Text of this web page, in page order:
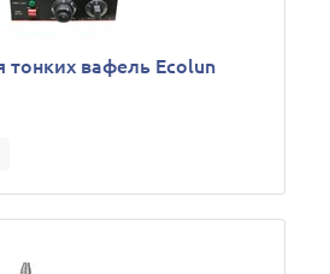
тонких вафель Ecolun